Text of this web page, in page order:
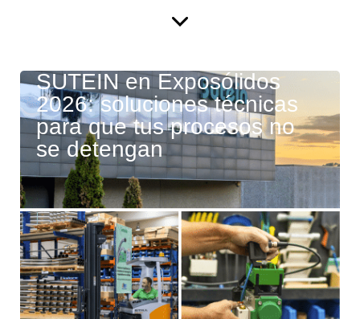
SUTEIN en Exposólidos
2026: soluciones técnicas
para que tus procesos no
se detengan